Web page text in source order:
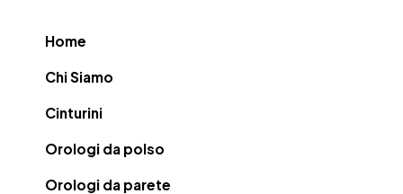
Home
Chi Siamo
Cinturini
Orologi da polso
Orologi da parete